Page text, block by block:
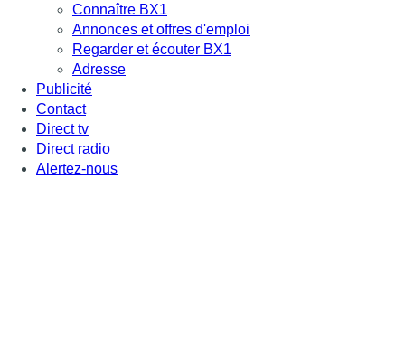
Connaître BX1
Annonces et offres d'emploi
Regarder et écouter BX1
Adresse
Publicité
Contact
Direct tv
Direct radio
Alertez-nous